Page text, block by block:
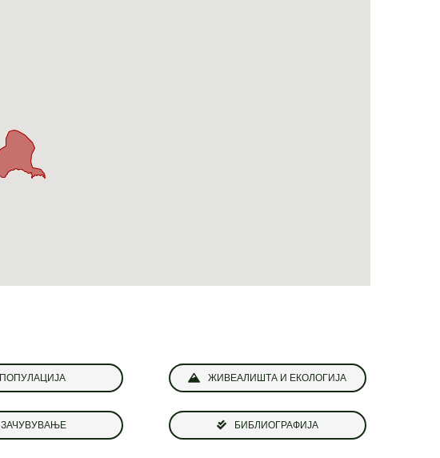
ПОПУЛАЦИЈА ЖИВЕАЛИШТА И ЕКОЛОГИЈА
ЗАЧУВУВАЊЕ БИБЛИОГРАФИЈА